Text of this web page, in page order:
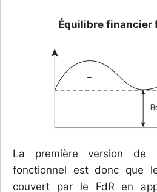
Équilibre financier
La première version de
fonctionnel est donc que
couvert par le FdR en